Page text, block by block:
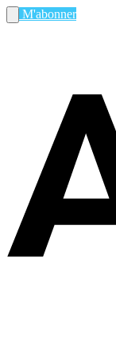
M'abonner